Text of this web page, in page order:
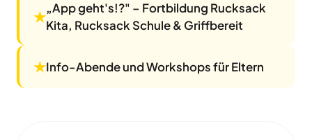
★„App geht's!?" – Fortbildung Rucksack
Kita, Rucksack Schule & Griffbereit
★Info-Abende und Workshops für Eltern